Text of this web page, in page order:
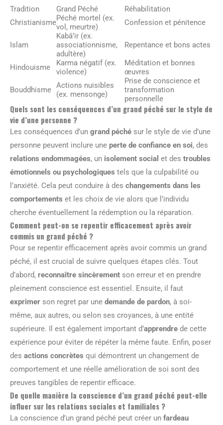
Tradition
Grand Péché
Réhabilitation
ChristianismePéché mortel (ex.
vol, meurtre)
Confession et pénitence
Islam
Kabâ’ir (ex.
associationnisme,
adultère)
Repentance et bons actes
Hindouisme
Karma négatif (ex.
violence)
Méditation et bonnes
œuvres
Bouddhisme Actions nuisibles
(ex. mensonge)
Prise de conscience et
transformation
personnelle
Quels sont les conséquences d’un grand péché sur le style de
vie d’une personne ?
Les conséquences d’un grand péché sur le style de vie d’une
personne peuvent inclure une perte de confiance en soi, des
relations endommagées, un isolement social et des troubles
émotionnels ou psychologiques tels que la culpabilité ou
l’anxiété. Cela peut conduire à des changements dans les
comportements et les choix de vie alors que l’individu
cherche éventuellement la rédemption ou la réparation.
Comment peut-on se repentir efficacement après avoir
commis un grand péché ?
Pour se repentir efficacement après avoir commis un grand
péché, il est crucial de suivre quelques étapes clés. Tout
d’abord, reconnaître sincèrement son erreur et en prendre
pleinement conscience est essentiel. Ensuite, il faut
exprimer son regret par une demande de pardon, à soi-
même, aux autres, ou selon ses croyances, à une entité
supérieure. Il est également important d’apprendre de cette
expérience pour éviter de répéter la même faute. Enfin, poser
des actions concrètes qui démontrent un changement de
comportement et une réelle amélioration de soi sont des
preuves tangibles de repentir efficace.
De quelle manière la conscience d’un grand péché peut-elle
influer sur les relations sociales et familiales ?
La conscience d’un grand péché peut créer un fardeau